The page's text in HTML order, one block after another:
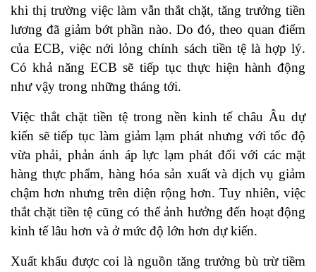
khi thị trường việc làm vẫn thắt chặt, tăng trưởng tiền
lương đã giảm bớt phần nào. Do đó, theo quan điểm
của ECB, việc nới lỏng chính sách tiền tệ là hợp lý.
Có khả năng ECB sẽ tiếp tục thực hiện hành động
như vậy trong những tháng tới.
Việc thắt chặt tiền tệ trong nền kinh tế châu Âu dự
kiến sẽ tiếp tục làm giảm lạm phát nhưng với tốc độ
vừa phải, phản ánh áp lực lạm phát đối với các mặt
hàng thực phẩm, hàng hóa sản xuất và dịch vụ giảm
chậm hơn nhưng trên diện rộng hơn. Tuy nhiên, việc
thắt chặt tiền tệ cũng có thể ảnh hưởng đến hoạt động
kinh tế lâu hơn và ở mức độ lớn hơn dự kiến.
Xuất khẩu được coi là nguồn tăng trưởng bù trừ tiềm